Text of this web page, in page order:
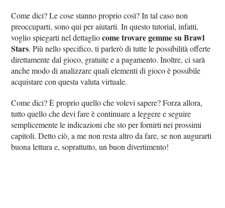
Come dici? Le cose stanno proprio così? In tal caso non
preoccuparti, sono qui per aiutarti. In questo tutorial, infatti,
voglio spiegarti nel dettagliocome trovare gemme su Brawl
Stars. Più nello specifico, ti parlerò di tutte le possibilità offerte
direttamente dal gioco, gratuite e a pagamento. Inoltre, ci sarà
anche modo di analizzare quali elementi di gioco è possibile
acquistare con questa valuta virtuale.
Come dici? È proprio quello che volevi sapere? Forza allora,
tutto quello che devi fare è continuare a leggere e seguire
semplicemente le indicazioni che sto per fornirti nei prossimi
capitoli. Detto ciò, a me non resta altro da fare, se non augurarti
buona lettura e, soprattutto, un buon divertimento!